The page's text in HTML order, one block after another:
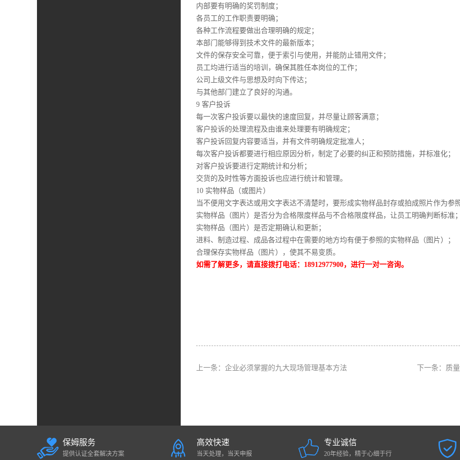
内部要有明确的奖罚制度；
各员工的工作职责要明确；
各种工作流程要做出合理明确的规定；
本部门能够得到技术文件的最新版本；
文件的保存安全可靠，便于索引与使用，并能防止错用文件；
员工均进行适当的培训，确保其胜任本岗位的工作；
公司上级文件与思想及时向下传达；
与其他部门建立了良好的沟通。
9 客户投诉
每一次客户投诉要以最快的速度回复，并尽量让顾客满意；
客户投诉的处理流程及由谁来处理要有明确规定；
客户投诉回复内容要适当，并有文件明确规定批准人；
每次客户投诉都要进行相应原因分析，制定了必要的纠正和预防措施，并标准化；
对客户投诉要进行定期统计和分析；
交货的及时性等方面投诉也应进行统计和管理。
10 实物样品（或图片）
当不便用文字表达或用文字表达不清楚时，要形成实物样品封存或拍成照片作为参
实物样品（图片）是否分为合格限度样品与不合格限度样品，让员工明确判断标准
实物样品（图片）是否定期确认和更新；
进料、制造过程、成品各过程中在需要的地方均有便于参照的实物样品（图片）；
合理保存实物样品（图片），使其不易变质。
如需了解更多，请直接拨打电话：18912977900，进行一对一咨询。
上一条： 企业必须掌握的九大现场管理基本方法 下一条： 质
保姆服务
提供认证全套解决方案
高效快速
当天处理，当天申报
专业诚信
20年经验，精于心细于行